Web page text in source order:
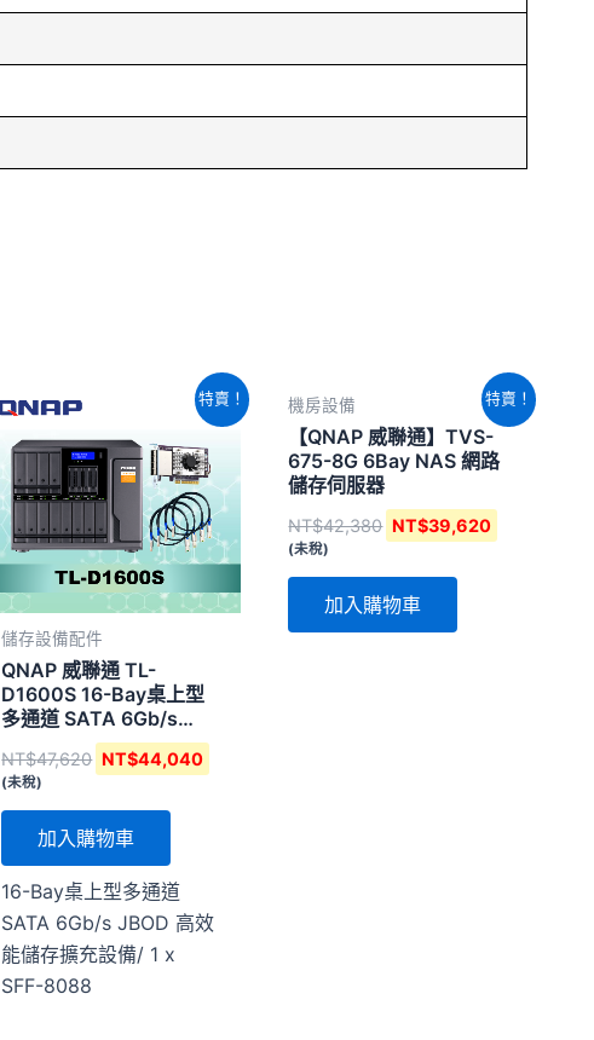
特賣！
儲存設備配件
QNAP 威聯通 TL-
D1600S 16-Bay桌上型
多通道 SATA 6Gb/s
JBOD 高效能儲存擴充設
備
NT$47,620
格：
NT$47,620。
NT$44,040
目
前
價
NT$44,040。
(未稅)
加入購物車
16-Bay桌上型多通道
SATA 6Gb/s JBOD 高效
能儲存擴充設備/ 1 x
SFF-8088
特賣！
機房設備
【QNAP 威聯通】TVS-
675-8G 6Bay NAS 網路
儲存伺服器
NT$42,380
價
格：
NT$42,380。
NT$39,620
目
前
價
格：
(未稅)
加入購物車